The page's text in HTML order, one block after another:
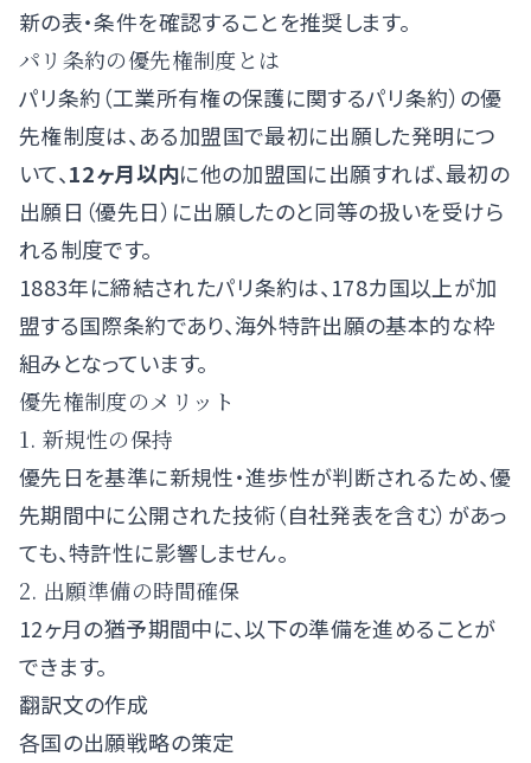
新の表・条件を確認することを推奨します。
パリ条約の優先権制度とは
パリ条約（工業所有権の保護に関するパリ条約）の優
先権制度は、ある加盟国で最初に出願した発明につ
いて、12ヶ月以内に他の加盟国に出願すれば、最初の
出願日（優先日）に出願したのと同等の扱いを受けら
れる制度です。
1883年に締結されたパリ条約は、178カ国以上が加
盟する国際条約であり、海外特許出願の基本的な枠
組みとなっています。
優先権制度のメリット
1. 新規性の保持
優先日を基準に新規性・進歩性が判断されるため、優
先期間中に公開された技術（自社発表を含む）があっ
ても、特許性に影響しません。
2. 出願準備の時間確保
12ヶ月の猶予期間中に、以下の準備を進めることが
できます。
翻訳文の作成
各国の出願戦略の策定